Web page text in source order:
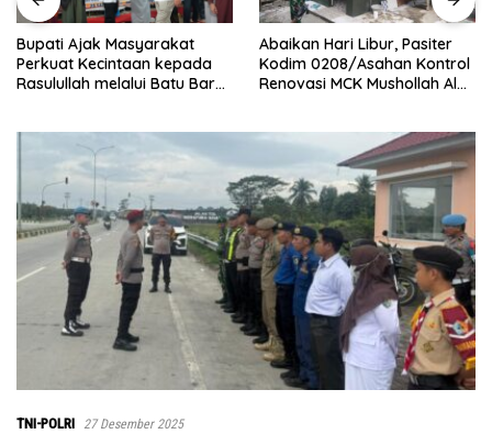
Abaikan Hari Libur, Pasiter
Kodim 0208/Asahan Kontrol
Renovasi MCK Mushollah Al
‎Baru Grand Opening,
Bingchun Tanjung Morawa
Langsung Punya 5 Franchise
TNI-POLRI 27 Desember 2025